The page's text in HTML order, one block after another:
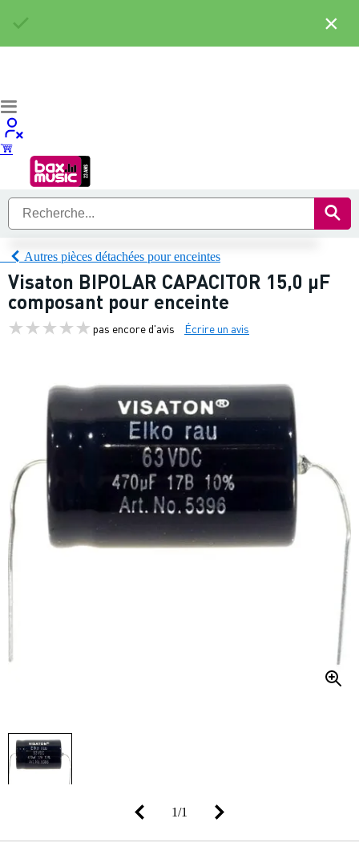
Autres pièces détachées pour enceintes
Visaton BIPOLAR CAPACITOR 15,0 µF
composant pour enceinte
pas encore d'avis Écrire un avis
1/1
×